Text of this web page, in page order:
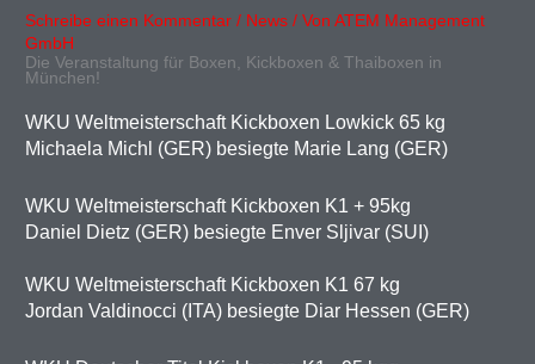
Schreibe einen Kommentar / News / VonATEM Management
GmbH
Die Veranstaltung für Boxen, Kickboxen & Thaiboxen in
München!
WKU Weltmeisterschaft Kickboxen Lowkick 65 kg
Michaela Michl (GER) besiegte Marie Lang (GER)
WKU Weltmeisterschaft Kickboxen K1 + 95kg
Daniel Dietz (GER) besiegte Enver Sljivar (SUI)
WKU Weltmeisterschaft Kickboxen K1 67 kg
Jordan Valdinocci (ITA) besiegte Diar Hessen (GER)